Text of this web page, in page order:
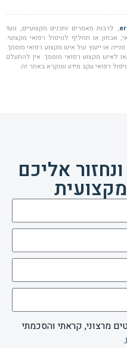
, לרבות מאמרים ותכנים מקצועיים, נועד
אבחון או תחליף לטיפול רפואי מקצועי.
או ייעוץ של איש מקצוע רפואי מוסמך.
לאיש מקצוע רפואי מוסמך. אין להתעלם
רפואי עקב מידע שנקרא באתר זה.
אליכם
מרצוני, קראתי והסכמתי
.